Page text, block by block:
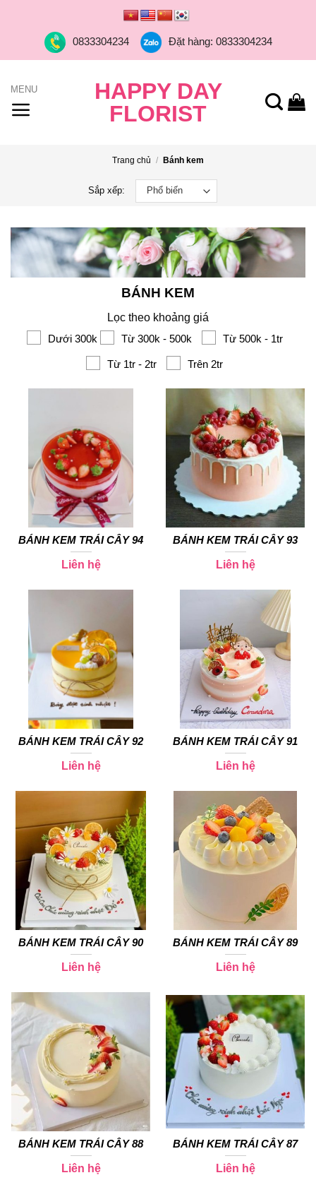
0833304234 Đặt hàng: 0833304234
HAPPY DAY
FLORIST
Trang chủ / Bánh kem
Sắp xếp:
BÁNH KEM
Lọc theo khoảng giá
Dưới 300k
Từ 300k - 500k Từ 500k - 1tr
Từ 1tr - 2tr Trên 2tr
BÁNH KEM TRÁI CÂY 94
Liên hệ
BÁNH KEM TRÁI CÂY 93
Liên hệ
BÁNH KEM TRÁI CÂY 92
Liên hệ
BÁNH KEM TRÁI CÂY 91
Liên hệ
BÁNH KEM TRÁI CÂY 90
Liên hệ
BÁNH KEM TRÁI CÂY 89
Liên hệ
BÁNH KEM TRÁI CÂY 88
Liên hệ
BÁNH KEM TRÁI CÂY 87
Liên hệ